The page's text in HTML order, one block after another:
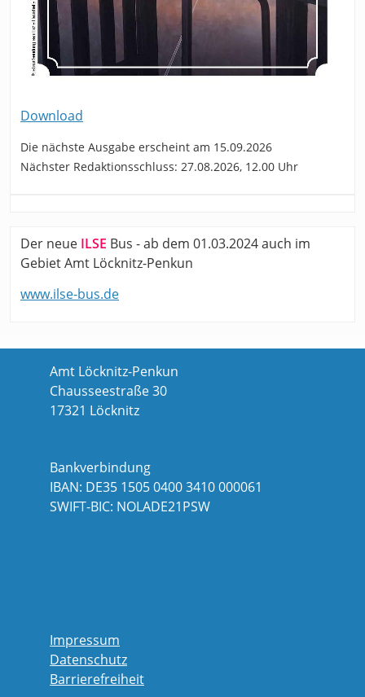
Download
Die nächste Ausgabe erscheint am 15.09.2026
Nächster Redaktionsschluss: 27.08.2026, 12.00 Uhr
Der neue ILSE Bus - ab dem 01.03.2024 auch im
Gebiet Amt Löcknitz-Penkun
www.ilse-bus.de
Amt Löcknitz-Penkun
Chausseestraße 30
17321 Löcknitz
Bankverbindung
IBAN: DE35 1505 0400 3410 000061
SWIFT-BIC: NOLADE21PSW
Impressum
Datenschutz
Barrierefreiheit